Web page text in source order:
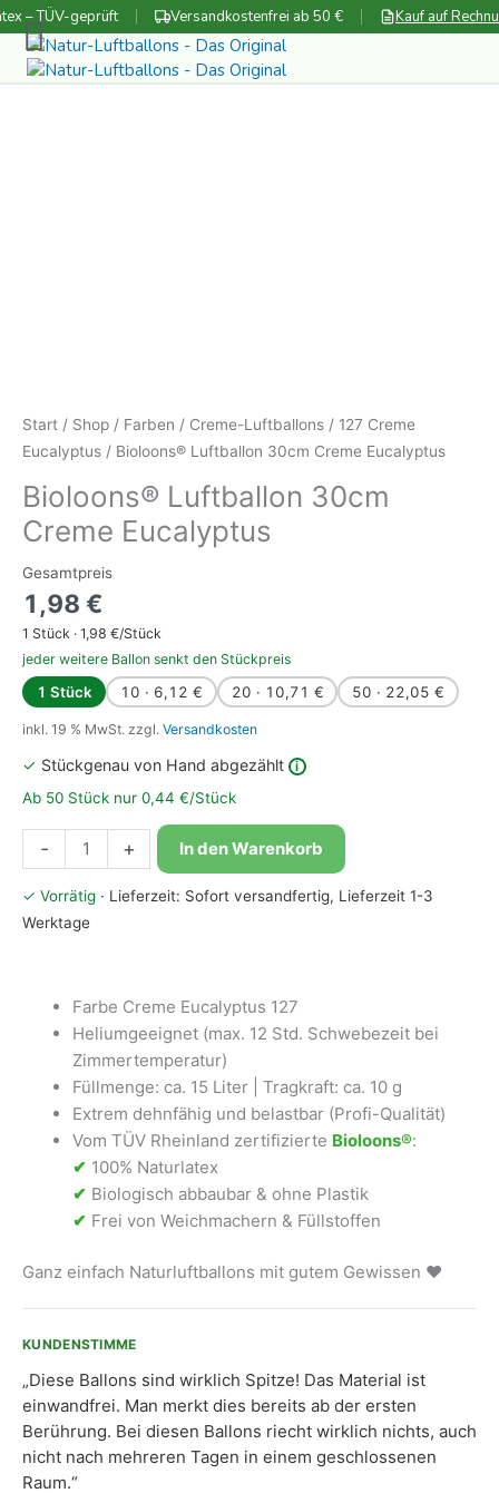
Zum
Inhalt
springen
– TÜV-geprüft Versandkostenfrei ab 50 € Kauf auf
Start / Shop / Farben / Creme-Luftballons / 127 Creme
Eucalyptus / Bioloons® Luftballon 30cm Creme Eucalyptus
Bioloons® Luftballon 30cm
Creme Eucalyptus
Gesamtpreis
1,98 €
1 Stück · 1,98 €/Stück
jeder weitere Ballon senkt den Stückpreis
1 Stück 10 · 6,12 € 20 · 10,71 € 50 · 22,05 €
inkl. 19 % MwSt. zzgl. Versandkosten
✓ Stückgenau von Hand abgezählt i
Ab 50 Stück nur 0,44 €/Stück
-
Bioloons®
Luftballon
30cm
Creme
+ In den Warenkorb
✓ Vorrätig · Lieferzeit: Sofort versandfertig, Lieferzeit 1-3
Werktage
Farbe Creme Eucalyptus 127
Heliumgeeignet (max. 12 Std. Schwebezeit bei
Zimmertemperatur)
Füllmenge: ca. 15 Liter | Tragkraft: ca. 10 g
Extrem dehnfähig und belastbar (Profi-Qualität)
Vom TÜV Rheinland zertifizierte Bioloons®:
✔ 100% Naturlatex
✔ Biologisch abbaubar & ohne Plastik
✔ Frei von Weichmachern & Füllstoffen
Ganz einfach Naturluftballons mit gutem Gewissen ❤
KUNDENSTIMME
„Diese Ballons sind wirklich Spitze! Das Material ist
einwandfrei. Man merkt dies bereits ab der ersten
Berührung. Bei diesen Ballons riecht wirklich nichts, auch
nicht nach mehreren Tagen in einem geschlossenen
Raum.“